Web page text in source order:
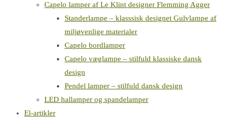
Capelo lamper af Le Klint designer Flemming Agger
Standerlampe – klasssisk designet Gulvlampe af
miljøvenlige materialer
Capelo bordlamper
Capelo væglampe – stilfuld klassiske dansk
design
Pendel lamper – stilfuld dansk design
LED hallamper og spandelamper
El-artikler